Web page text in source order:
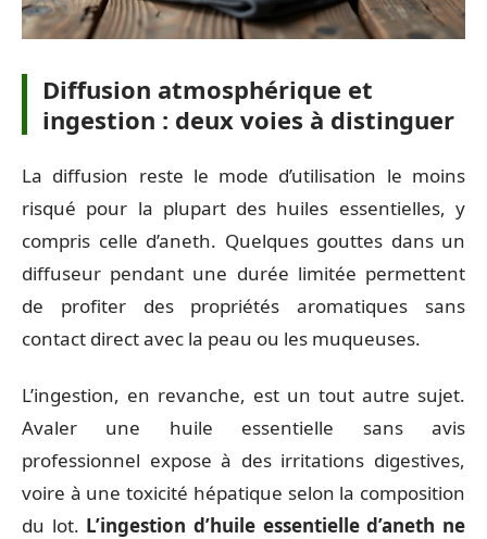
Diffusion atmosphérique et
ingestion : deux voies à distinguer
La diffusion reste le mode d’utilisation le moins
risqué pour la plupart des huiles essentielles, y
compris celle d’aneth. Quelques gouttes dans un
diffuseur pendant une durée limitée permettent
de profiter des propriétés aromatiques sans
contact direct avec la peau ou les muqueuses.
L’ingestion, en revanche, est un tout autre sujet.
Avaler une huile essentielle sans avis
professionnel expose à des irritations digestives,
voire à une toxicité hépatique selon la composition
du lot. L’ingestion d’huile essentielle d’aneth ne